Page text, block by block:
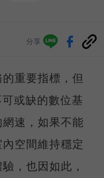
分享
重要指標，但
或缺的數位基
速，如果不能
空間維持穩定
，也因如此，